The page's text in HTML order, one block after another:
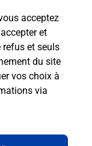
acceptez
et
refus et seuls
du site
vos choix à
via
Maurecourt